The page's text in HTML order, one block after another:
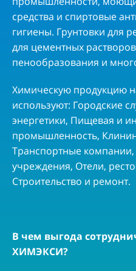
средства и спиртовые
гигиены. Грунтовки для
для цементных
пенообразования и
Химическую продукцию
используют: Городские
энергетики, Пищевая и
промышленность,
Транспортные
учреждения, Отели,
Строительство и ремонт.
В чем выгода
ХИМЭКСИ?